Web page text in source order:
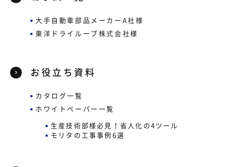
大手自動車部品メーカー A社様
東洋ドライルーブ株式会社様
お役立ち資料
カタログ一覧
ホワイトペーパー一覧
生産技術部様必見！省人化の4ツール
モリタの工事事例6選